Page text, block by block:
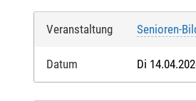
Veranstaltung Senioren-
Datum Di